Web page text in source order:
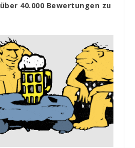
40.000 Bewertungen zu